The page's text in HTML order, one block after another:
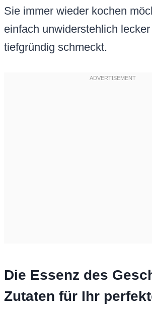
Sie immer wieder kochen
einfach unwiderstehlich lecker
tiefgründig schmeckt.
Die Essenz des
Zutaten für Ihr